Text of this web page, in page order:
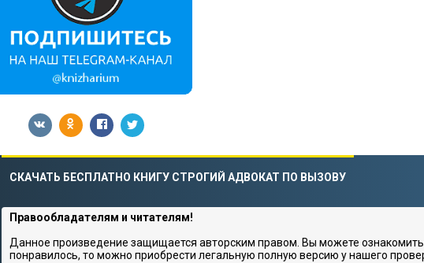
СКАЧАТЬ БЕСПЛАТНО КНИГУ СТРОГИЙ АДВОКАТ ПО ВЫЗОВУ
Правообладателям и читателям!
Данное произведение защищается авторским правом. Вы можете
понравилось, то можно приобрести легальную полную версию у нашего